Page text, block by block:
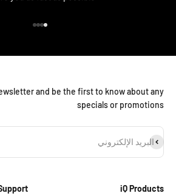
and be the first to know about any
specials or promotions
البريد الإلكتروني
iQ Products